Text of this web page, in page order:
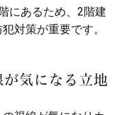
にあるため、2階建
対策が重要です。
気になる立地